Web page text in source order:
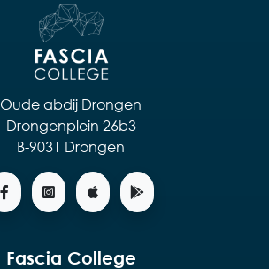
Oude abdij Drongen
Drongenplein 26b3
B-9031 Drongen
Fascia College